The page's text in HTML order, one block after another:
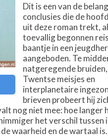
Dit is een van de
conclusies die de
uit deze roman trekt,
toevallig begonnen
baantje in een
aangeboden. Te
natgeregende
Twentse meisjes en
interplanetaire
brieven probeert hij
nog niet mee: hoe langer
het verschil tussen
waarheid en de wartaal is.